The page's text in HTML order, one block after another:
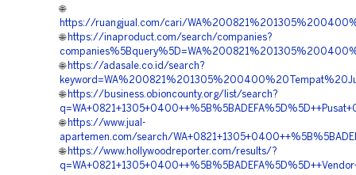
🌐
https://ruangjual.com/cari/
🌐 https://inaproduct.com/search/companies?
🌐 https://adasale.co.id/search?
🌐 https://business.obioncounty.org/list/search?
🌐 https://www.jual-
apartemen.com/search/
🌐 https://www.hollywoodreporter.com/results/?